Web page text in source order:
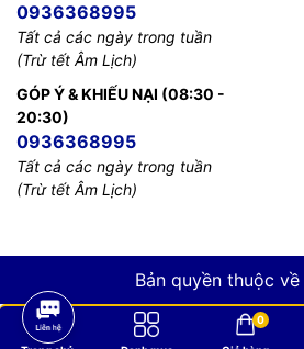
0936368995
Tất cả các ngày trong tuần
(Trừ tết Âm Lịch)
GÓP Ý & KHIẾU NẠI (08:30 -
20:30)
0936368995
Tất cả các ngày trong tuần
(Trừ tết Âm Lịch)
Bản quyền thuộc về
0